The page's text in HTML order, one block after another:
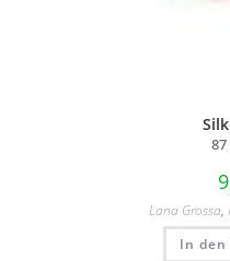
Lana Grossa,
In den